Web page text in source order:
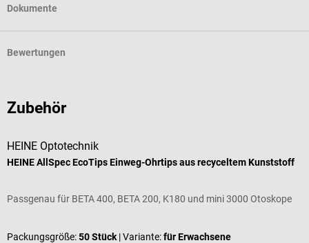
Dokumente
Bewertungen
Zubehör
HEINE Optotechnik
HEINE AllSpec EcoTips Einweg-Ohrtips aus recyceltem Kunststoff
Passgenau für BETA 400, BETA 200, K180 und mini 3000 Otoskope
Packungsgröße:50 Stück | Variante:für Erwachsene